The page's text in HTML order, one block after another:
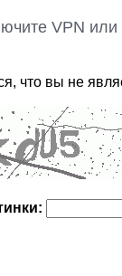
VPN
что вы не